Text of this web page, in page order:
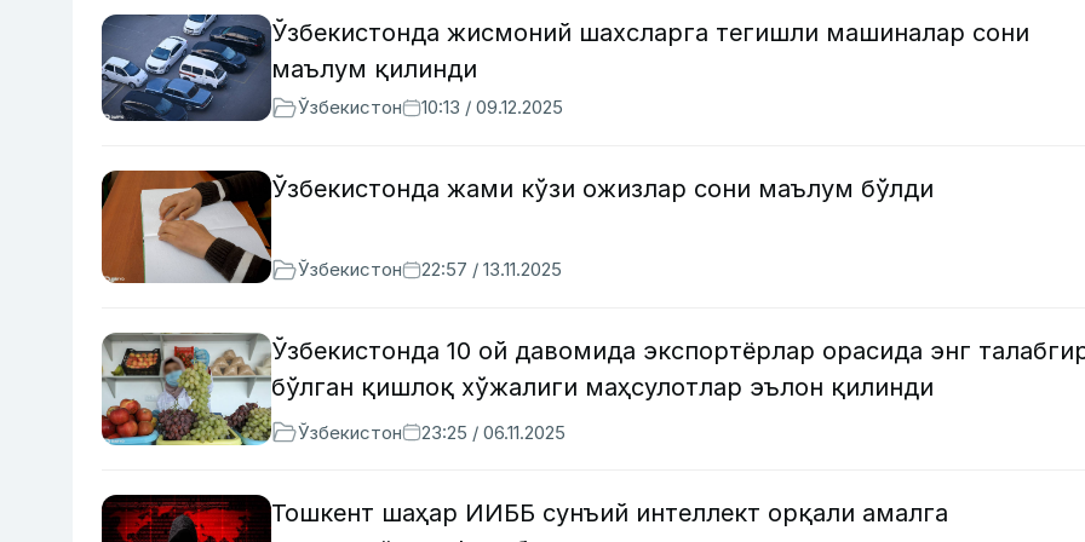
Ўзбекистонда жисмоний шахсларга тегишли машиналар сони
маълум қилинди
Ўзбекистон 10:13 / 09.12.2025
Ўзбекистонда жами кўзи ожизлар сони маълум бўлди
Ўзбекистон 22:57 / 13.11.2025
Ўзбекистонда 10 ой давомида экспортёрлар орасида энг
бўлган қишлоқ хўжалиги маҳсулотлар эълон қилинди
Ўзбекистон 23:25 / 06.11.2025
Тошкент шаҳар ИИББ сунъий интеллект орқали амалга